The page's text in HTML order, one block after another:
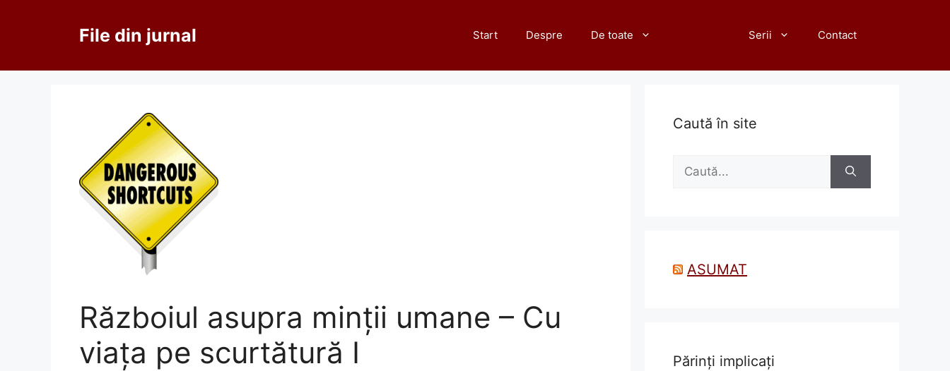
File din jurnal Start Despre De toate Serii Contact
Războiul asupra minții umane – Cu
viaţa pe scurtătură I
Caută în site
Caută
ASUMAT
Părinți implicați